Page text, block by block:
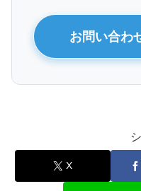
お問い合わ
X